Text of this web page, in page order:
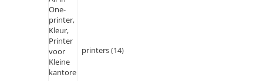
printers 14